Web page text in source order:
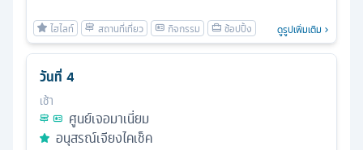
ดูรูปเพิ่มเติม
วันที่ 4
เช้า
ศูนย์เจอมาเนี่ยม
อนุสรณ์เจียงไคเช็ค